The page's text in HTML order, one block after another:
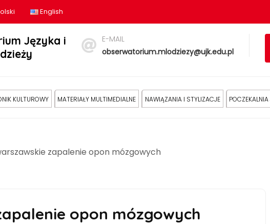
English
Języka i
E-MAIL
obserwatorium.mlodziezy@ujk.edu.pl
KULTUROWY MATERIAŁY MULTIMEDIALNE NAWIĄZANIA I STYLIZACJE
zapalenie opon mózgowych
opon mózgowych